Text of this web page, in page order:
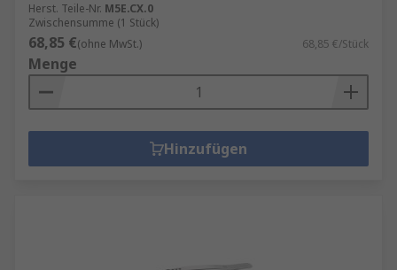
Herst. Teile-Nr. M5E.CX.0
Zwischensumme (1 Stück)
68,85 €(ohne MwSt.) 68,85 €/Stück
Menge
Hinzufügen